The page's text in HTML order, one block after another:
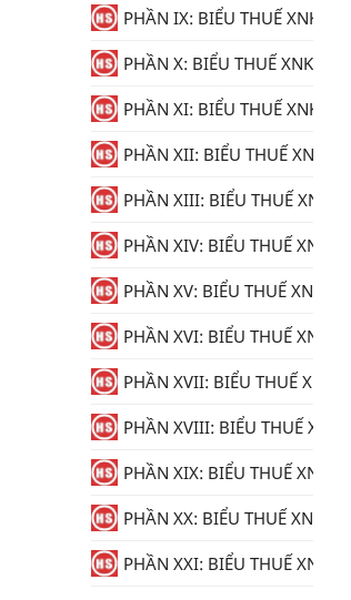
PHẦN IX: BIỂU THUẾ XNK
PHẦN X: BIỂU THUẾ XNK
PHẦN XI: BIỂU THUẾ XNK
PHẦN XII: BIỂU THUẾ XNK
PHẦN XIII: BIỂU THUẾ XNK
PHẦN XIV: BIỂU THUẾ XNK
PHẦN XV: BIỂU THUẾ XNK
PHẦN XVI: BIỂU THUẾ XNK
PHẦN XVII: BIỂU THUẾ XNK
PHẦN XVIII: BIỂU THUẾ XNK
PHẦN XIX: BIỂU THUẾ XNK
PHẦN XX: BIỂU THUẾ XNK
PHẦN XXI: BIỂU THUẾ XNK